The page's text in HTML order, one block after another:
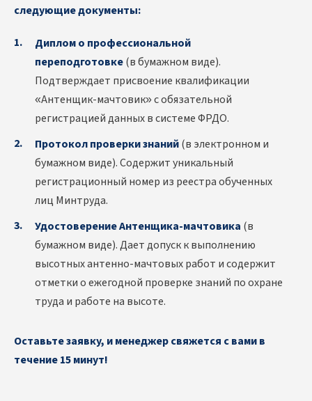
следующие документы:
Диплом о профессиональной
переподготовке(в бумажном виде).
Подтверждает присвоение квалификации
«Антенщик-мачтовик» с обязательной
регистрацией данных в системе ФРДО.
Протокол проверки знаний(в электронном и
бумажном виде). Содержит уникальный
регистрационный номер из реестра обученных
лиц Минтруда.
Удостоверение Антенщика-мачтовика (в
бумажном виде). Дает допуск к выполнению
высотных антенно-мачтовых работ и содержит
отметки о ежегодной проверке знаний по охране
труда и работе на высоте.
Оставьте заявку, и менеджер свяжется с вами в
течение 15 минут!